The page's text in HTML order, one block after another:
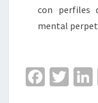
con perfiles
mental
Fa T